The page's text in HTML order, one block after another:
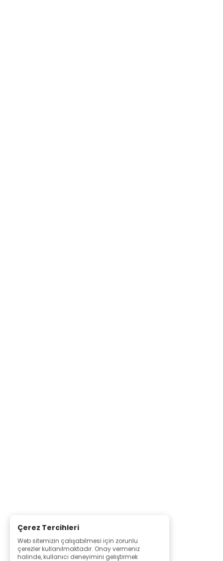
Çerez Tercihleri
Web sitemizin çalışabilmesi için zorunlu
çerezler kullanılmaktadır. Onay vermeniz
halinde, kullanıcı deneyimini geliştirmek